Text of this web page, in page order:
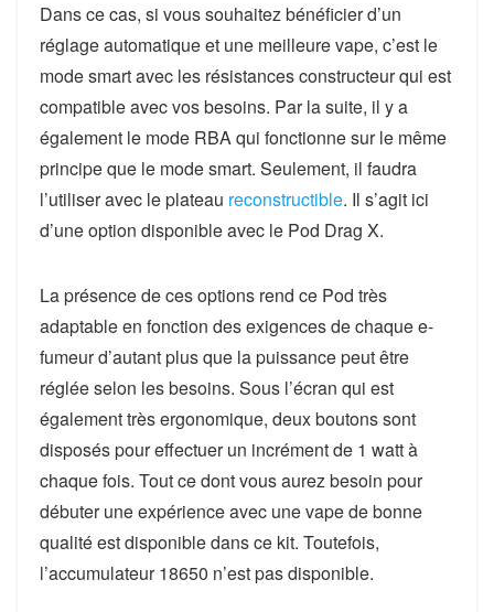
Dans ce cas, si vous souhaitez bénéficier d’un
réglage automatique et une meilleure vape, c’est le
mode smart avec les résistances constructeur qui est
compatible avec vos besoins. Par la suite, il y a
également le mode RBA qui fonctionne sur le même
principe que le mode smart. Seulement, il faudra
l’utiliser avec le plateau reconstructible. Il s’agit ici
d’une option disponible avec le Pod Drag X.
La présence de ces options rend ce Pod très
adaptable en fonction des exigences de chaque e-
fumeur d’autant plus que la puissance peut être
réglée selon les besoins. Sous l’écran qui est
également très ergonomique, deux boutons sont
disposés pour effectuer un incrément de 1 watt à
chaque fois. Tout ce dont vous aurez besoin pour
débuter une expérience avec une vape de bonne
qualité est disponible dans ce kit. Toutefois,
l’accumulateur 18650 n’est pas disponible.